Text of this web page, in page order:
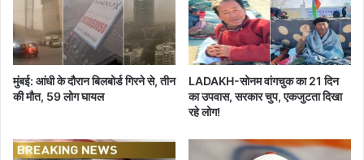
रो
पि
यों
को
व
न
मुंबई: आंधी के दौरान बिलबोर्ड गिरने से, तीन
की मौत, 59 लोग घायल
LADAKH-सोनम वांगचुक का 21 दिन
का उपवास, सरकार चुप, एकजुटता दिखा
रहे लोग!